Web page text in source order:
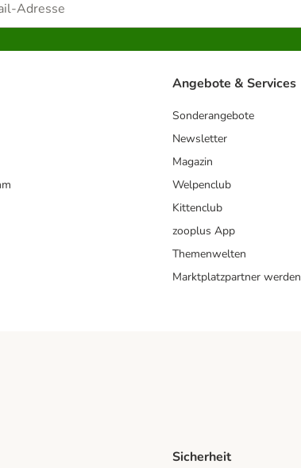
Angebote & Services
Sonderangebote
Newsletter
Magazin
Welpenclub
Kittenclub
zooplus App
Themenwelten
Marktplatzpartner werden
Sicherheit